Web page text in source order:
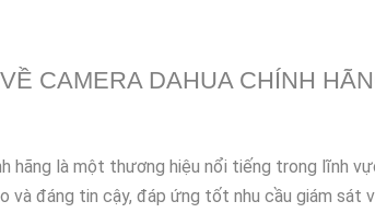
CAMERA DAHUA CHÍNH
hãng là một thương hiệu nổi tiếng trong lĩnh
và đáng tin cậy, đáp ứng tốt nhu cầu giám sát